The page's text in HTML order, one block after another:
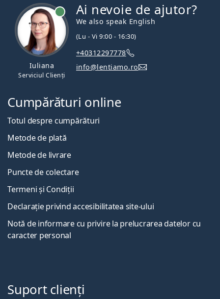
Iuliana
Serviciul Clienți
Ai nevoie de ajutor?
We also speak English
(Lu - Vi 9:00 - 16:30)
+40312297778
info@lentiamo.ro
Cumpărături online
Totul despre cumpărături
Metode de plată
Metode de livrare
Puncte de colectare
Termeni și Condiții
Declarație privind accesibilitatea site-ului
Notă de informare cu privire la prelucrarea datelor cu
caracter personal
Suport clienți